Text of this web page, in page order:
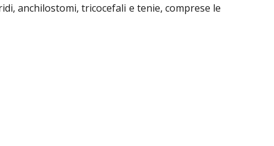
anchilostomi, tricocefali e tenie, comprese le